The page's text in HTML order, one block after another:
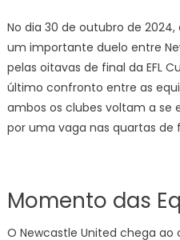
No dia 30 de outubro de 2024,
um importante duelo entre
pelas oitavas de final da EFL
último confronto entre as
ambos os clubes voltam a se
por uma vaga nas quartas de
Momento das
O Newcastle United chega